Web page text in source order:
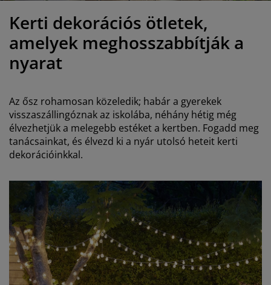
bútorok
és kiegészítők
világítás
Kerti dekorációs ötletek,
amelyek meghosszabbítják a
nyarat
Az ősz rohamosan közeledik; habár a gyerekek
visszaszállingóznak az iskolába, néhány hétig még
élvezhetjük a melegebb estéket a kertben. Fogadd meg
tanácsainkat, és élvezd ki a nyár utolsó heteit kerti
dekorációinkkal.